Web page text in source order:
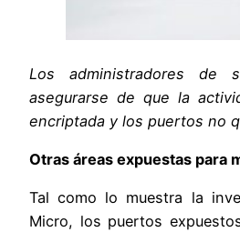
Los administradores de
asegurarse de que la
encriptada y los puertos no
Otras áreas expuestas para
Tal como lo muestra la
Micro, los puertos